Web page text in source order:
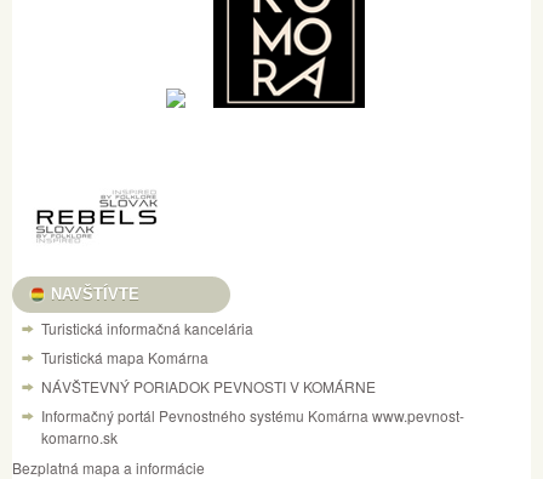
NAVŠTÍVTE
Turistická informačná kancelária
Turistická mapa Komárna
NÁVŠTEVNÝ PORIADOK PEVNOSTI V KOMÁRNE
Informačný portál Pevnostného systému Komárna www.pevnost-
komarno.sk
Bezplatná mapa a informácie